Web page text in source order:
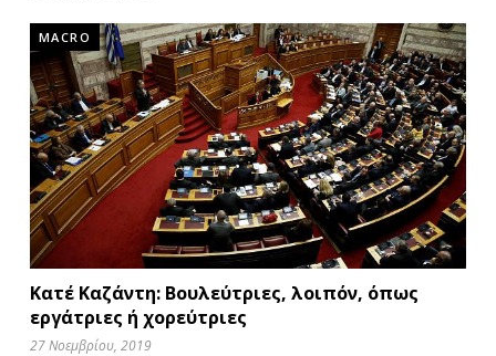
MACRO
Κατέ Καζάντη: Βουλεύτριες, λοιπόν, όπως
εργάτριες ή χορεύτριες
27 Νοεμβρίου, 2019